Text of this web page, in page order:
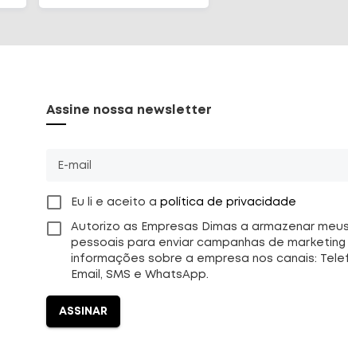
Assine nossa newsletter
E-mail
Eu li e aceito a política de privacidade
Autorizo as Empresas Dimas a armazenar
pessoais para enviar campanhas de marketing
informações sobre a empresa nos canais:
Email, SMS e WhatsApp.
ASSINAR